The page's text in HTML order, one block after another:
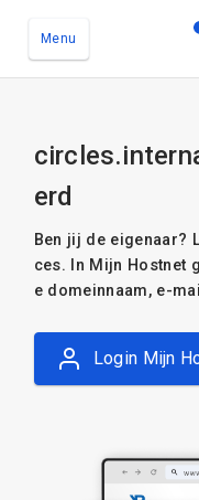
Menu
erd
Ben jij de eigenaar?
ces. In Mijn Hostnet
e domeinnaam, e-
Login Mijn